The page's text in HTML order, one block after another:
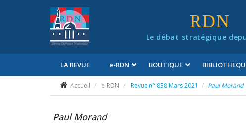
RDN
Le débat stratégique
LA REVUE e-RDN BOUTIQUE
Accueil e-RDN Revue n° 838 Mars 2021 Paul Morand
Paul Morand